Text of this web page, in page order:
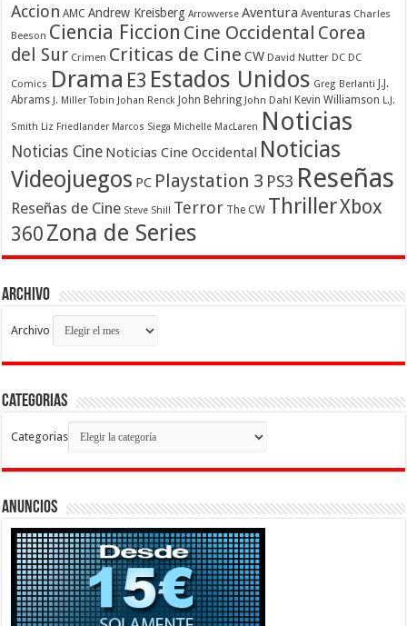
Accion AMC Andrew Kreisberg Arrowverse Aventura Aventuras Charles
Beeson Ciencia Ficcion Cine Occidental Corea
del Sur Crimen Criticas de Cine CW David Nutter DC DC
Comics Drama E3 Estados Unidos Greg Berlanti J.J.
Abrams J. Miller Tobin Johan Renck John Behring John Dahl Kevin Williamson L.J.
Smith Liz Friedlander Marcos Siega Michelle MacLaren Noticias
Noticias Cine Noticias Cine Occidental Noticias
Videojuegos PC Playstation 3 PS3 Reseñas
Reseñas de Cine Steve Shill Terror The CW ThrillerXbox
360 Zona de Series
Archivo
Archivo
Categorias
Categorias
Anuncios